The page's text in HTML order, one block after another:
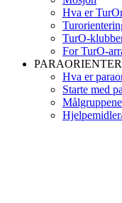
Hva er
TurO-
For TurO-
Hva er
Starte med
Målgruppene